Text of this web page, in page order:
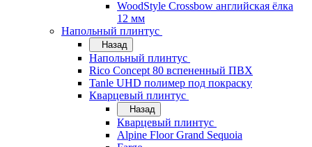
WoodStyle Crossbow английская ёлка
12 мм
Напольный плинтус
Назад
Напольный плинтус
Rico Concept 80 вспененный ПВХ
Tanle UHD полимер под покраску
Кварцевый плинтус
Назад
Кварцевый плинтус
Alpine Floor Grand Sequoia